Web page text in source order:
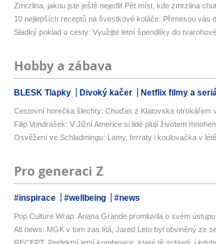
Zmrzlina, jakou jste ještě nejedli! Pět míst, kde zmrzlina
10 nejlepších receptů na švestkové koláče: Přenesou vás
Sladký poklad u cesty: Využijte letní špendlíky do
Hobby a zábava
BLESK Tlapky Divoký kačer Netflix filmy a
Cestovní horečka šlechty: Chuďas z Klatovska otrokářem
Filip Vondrášek: V Jižní Americe si lidé plují životem mnohem
Osvěžení ve Schladmingu: Lamy, ferraty i koulovačka v létě
Pro generaci Z
#inspirace #wellbeing #news
Pop Culture Wrap: Ariana Grande promluvila o svém ústupu
Alt news: MGK v tom zas lítá, Jared Leto byl obviněný ze